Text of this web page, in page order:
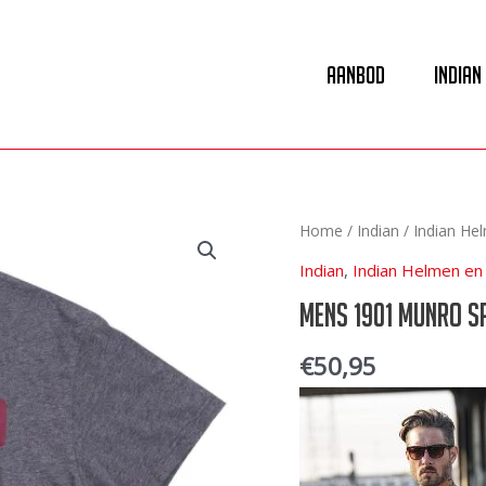
Aanbod Indian
Home / Indian / Indian
Indian, Indian Helmen
mens 1901 munro
€50,95